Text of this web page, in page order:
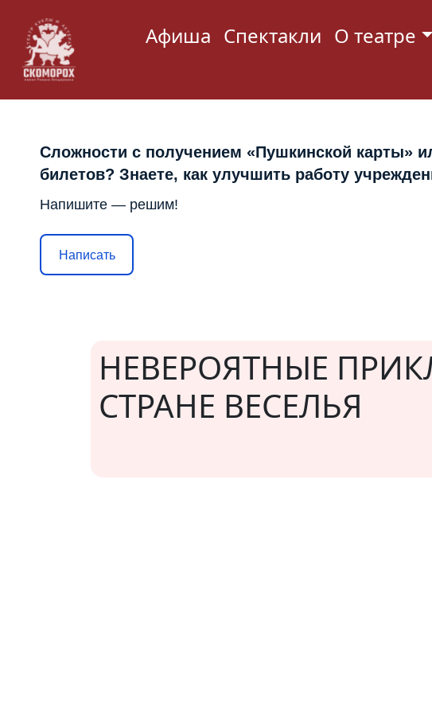
Афиша Спектакли О театре
Сложности с получением «Пушкинской карты»
билетов? Знаете, как улучшить работу
Напишите — решим!
Написать
НЕВЕРОЯТНЫЕ
СТРАНЕ ВЕСЕЛЬЯ